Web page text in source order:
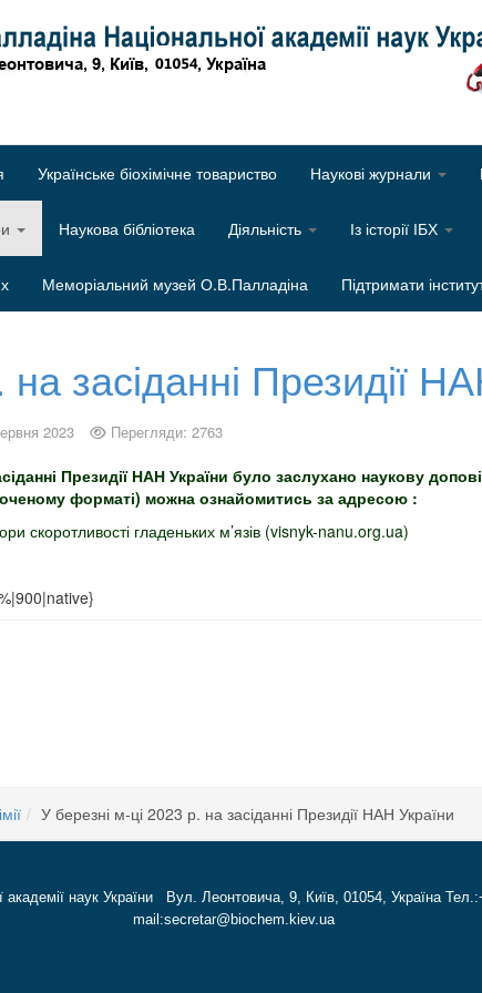
Українське біохімічне товариство Наукові журнали
Наукова бібліотека Діяльність Із історії ІБХ
Меморіальний музей О.В.Палладіна Підтримати
засіданні Президії
2023 Перегляди: 2763
Президії НАН України було заслухано наукову
форматі) можна ознайомитись за адресою :
скоротливості гладеньких м’язів (visnyk-nanu.org.ua)
активних сайтів ключових протеїнів гемостазу
від ідеї до клінічного використання
У березні м-ці 2023 р. на засіданні Президії НАН України
академії наук України Вул. Леонтовича, 9, Київ, 01054, Україна
mail:secretar@biochem.kiev.ua